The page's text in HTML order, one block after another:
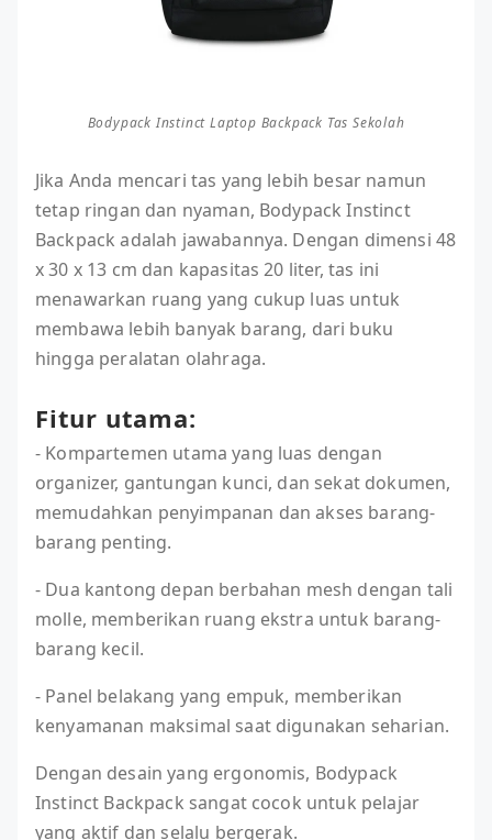
Bodypack Instinct Laptop Backpack Tas Sekolah
Jika Anda mencari tas yang lebih besar namun
tetap ringan dan nyaman, Bodypack Instinct
Backpack adalah jawabannya. Dengan dimensi 48
x 30 x 13 cm dan kapasitas 20 liter, tas ini
menawarkan ruang yang cukup luas untuk
membawa lebih banyak barang, dari buku
hingga peralatan olahraga.
Fitur utama:
- Kompartemen utama yang luas dengan
organizer, gantungan kunci, dan sekat dokumen,
memudahkan penyimpanan dan akses barang-
barang penting.
- Dua kantong depan berbahan mesh dengan tali
molle, memberikan ruang ekstra untuk barang-
barang kecil.
- Panel belakang yang empuk, memberikan
kenyamanan maksimal saat digunakan seharian.
Dengan desain yang ergonomis, Bodypack
Instinct Backpack sangat cocok untuk pelajar
yang aktif dan selalu bergerak.